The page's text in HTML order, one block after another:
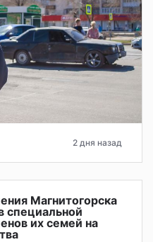
2 дня назад
Магнитогорска
специальной
их семей на